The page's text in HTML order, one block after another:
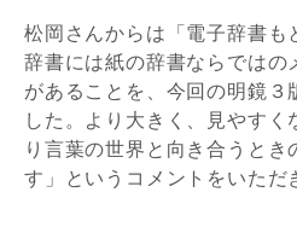
松岡さんからは「電子辞書も
辞書には紙の辞書ならではの
があることを、今回の明鏡３
した。より大きく、見やすく
り言葉の世界と向き合うと
す」というコメントをいただ